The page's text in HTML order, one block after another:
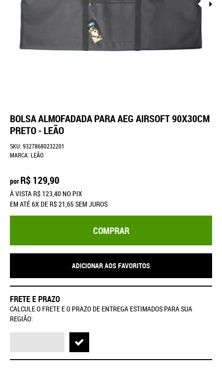
BOLSA ALMOFADADA PARA AEG AIRSOFT 90X30CM
PRETO - LEÃO
SKU: 93278680232201
MARCA: LEÃO
por R$ 129,90
À VISTA R$ 123,40 NO PIX
EM ATÉ6X DE R$ 21,65SEM JUROS
COMPRAR
ADICIONAR AOS FAVORITOS
FRETE E PRAZO
CALCULE O FRETE E O PRAZO DE ENTREGA ESTIMADOS PARA SUA
REGIÃO: